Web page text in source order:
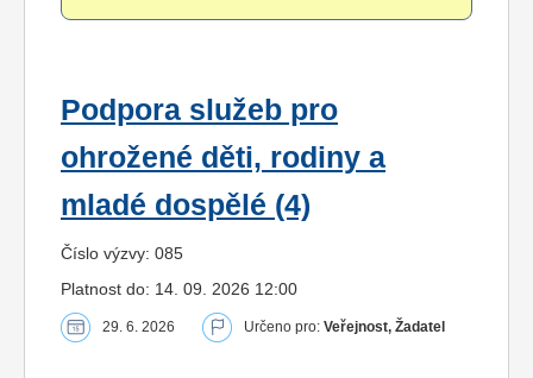
Podpora služeb pro
ohrožené děti, rodiny a
mladé dospělé (4)
Číslo výzvy: 085
Platnost do: 14. 09. 2026 12:00
29. 6. 2026 Určeno pro: Veřejnost, Žadatel